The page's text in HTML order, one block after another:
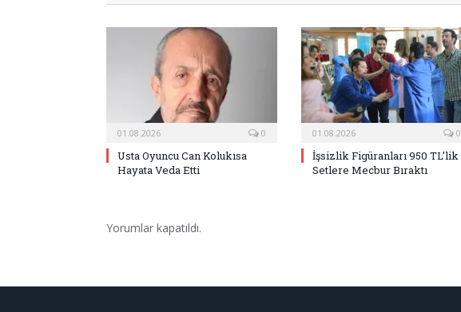
01.08.2026 0
Usta Oyuncu Can Kolukısa
Hayata Veda Etti
01.08.2026 0
İşsizlik Figüranları 950 TL’lik
Setlere Mecbur Bıraktı
Yorumlar kapatıldı.